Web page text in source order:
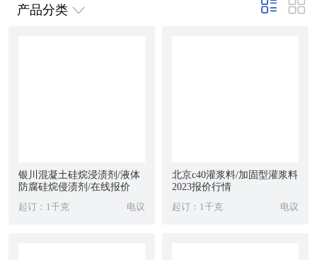
产品分类
银川混凝土硅烷浸渍剂/液体
防腐硅烷侵渍剂/在线报价
起订：1千克 电议
北京c40灌浆料/加固型灌浆料
2023报价行情
起订：1千克 电议